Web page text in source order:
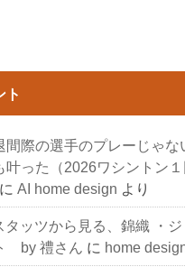
ト
間際の選手のプレーじゃ
叶った（2026ワシントン
にAI home design より
タッツから見る、錦織 ・
by 禮さん に home